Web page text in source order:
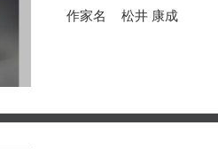
作家名 松井 康成